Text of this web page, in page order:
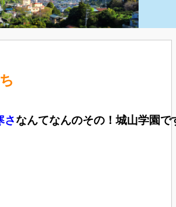
さなんてなんのその！城山学園で